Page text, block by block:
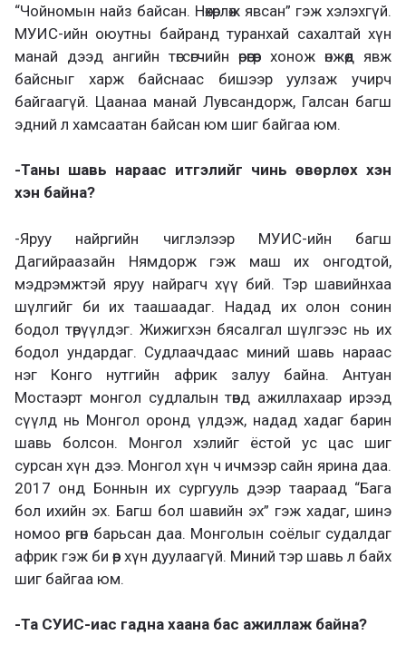
“Чойномын найз байсан. Нөхөрлөж явсан” гэж хэлэхгүй.
МУИС-ийн оюутны байранд туранхай сахалтай хүн
манай дээд ангийн төгсөгчийн өрөөгөөр хонож өнжөөд явж
байсныг харж байснаас бишээр уулзаж учирч
байгаагүй. Цаанаа манай Лувсандорж, Галсан багш
эдний л хамсаатан байсан юм шиг байгаа юм.
-Таны шавь нараас итгэлийг чинь өвөрлөх хэн
хэн байна?
-Яруу найргийн чиглэлээр МУИС-ийн багш
Дагийраазайн Нямдорж гэж маш их онгодтой,
мэдрэмжтэй яруу найрагч хүү бий. Тэр шавийнхаа
шүлгийг би их таашаадаг. Надад их олон сонин
бодол төрүүлдэг. Жижигхэн бясалгал шүлгээс нь их
бодол ундардаг. Судлаачдаас миний шавь нараас
нэг Конго нутгийн африк залуу байна. Антуан
Мостаэрт монгол судлалын төвд ажиллахаар ирээд
сүүлд нь Монгол оронд үлдэж, надад хадаг барин
шавь болсон. Монгол хэлийг ёстой ус цас шиг
сурсан хүн дээ. Монгол хүн ч ичмээр сайн ярина даа.
2017 онд Боннын их сургууль дээр таараад “Бага
бол ихийн эх. Багш бол шавийн эх” гэж хадаг, шинэ
номоо өргөн барьсан даа. Монголын соёлыг судалдаг
африк гэж би өөр хүн дуулаагүй. Миний тэр шавь л байх
шиг байгаа юм.
-Та СУИС-иас гадна хаана бас ажиллаж байна?